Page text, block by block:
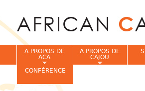
A PROPOS DE
ACA
A PROPOS DE
CAJOU
CONFÉRENCE